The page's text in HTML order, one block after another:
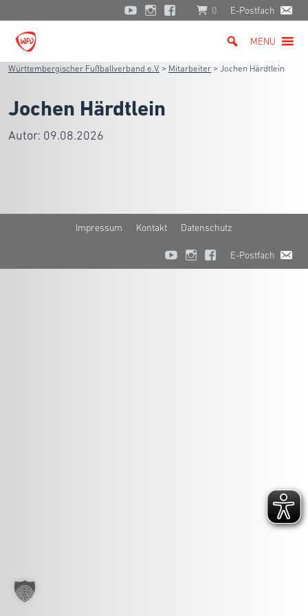
0 E-Postfach
MENU
Württembergischer Fußballverband e.V. > Mitarbeiter > Jochen Härdtlein
Jochen Härdtlein
Autor: 09.08.2026
Impressum Kontakt Datenschutz
E-Postfach